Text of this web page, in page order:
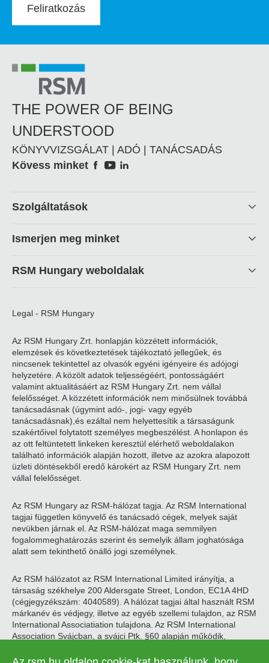
Feliratkozás
THE POWER OF BEING
UNDERSTOOD
KÖNYVVIZSGÁLAT | ADÓ | TANÁCSADÁS
Social
Kövess minket
Footer
Szolgáltatások
Ismerjen meg minket
RSM Hungary weboldalak
Legal - RSM Hungary
Az RSM Hungary Zrt. honlapján közzétett információk,
elemzések és következtetések tájékoztató jellegűek, és
nincsenek tekintettel az olvasók egyéni igényeire és adójogi
helyzetére. A közölt adatok teljességéért, pontosságáért
valamint aktualitásáért az RSM Hungary Zrt. nem vállal
felelősséget. A közzétett információk nem minősülnek továbbá
tanácsadásnak (úgymint adó-, jogi- vagy egyéb
tanácsadásnak),és ezáltal nem helyettesítik a társaságunk
szakértőivel folytatott személyes megbeszélést. A honlapon és
az ott feltüntetett linkeken keresztül elérhető weboldalakon
található információk alapján hozott, illetve az azokra alapozott
üzleti döntésekből eredő károkért az RSM Hungary Zrt. nem
vállal felelősséget.
Az RSM Hungary az RSM-hálózat tagja. Az RSM International
tagjai független könyvelő és tanácsadó cégek, melyek saját
nevükben járnak el. Az RSM-hálózat maga semmilyen
fogalommeghatározás szerint és semelyik állam joghatósága
alatt sem tekinthető önálló jogi személynek.
Az RSM hálózatot az RSM International Limited irányítja, a
társaság székhelye 200 Aldersgate Street, London, EC1A 4HD
(cégjegyzékszám: 4040589). A hálózat tagjai által használt RSM
márkanév és védjegy, illetve az egyéb szellemi tulajdon, az RSM
International Associatiation tulajdona. Az RSM International
Association Svájcban, a svájci Ptk. §60 alapján működik,